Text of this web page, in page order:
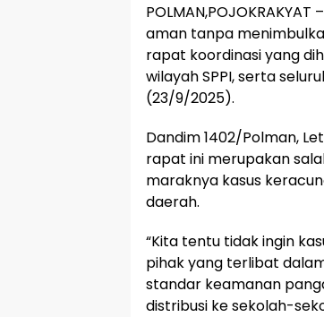
aman tanpa
rapat koordinasi yang
wilayah SPPI, serta
(23/9/2025).
Dandim 1402/Polman,
rapat ini merupakan
maraknya kasus
daerah.
“Kita tentu tidak ingin
pihak yang terlibat
standar keamanan
distribusi ke sekolah-